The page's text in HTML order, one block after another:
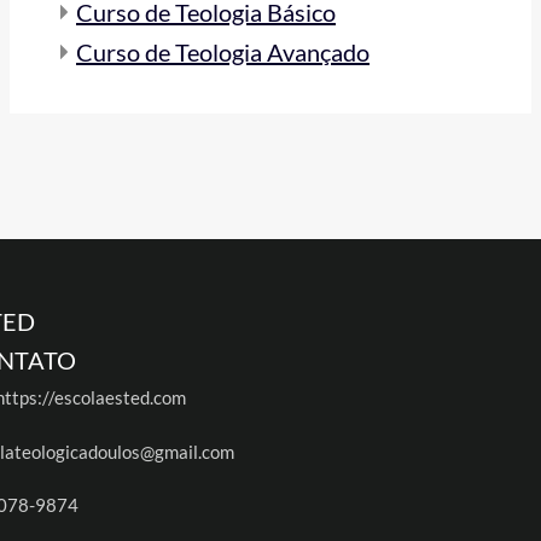
Curso de Teologia Básico
Curso de Teologia Avançado
escolaested.com
9874